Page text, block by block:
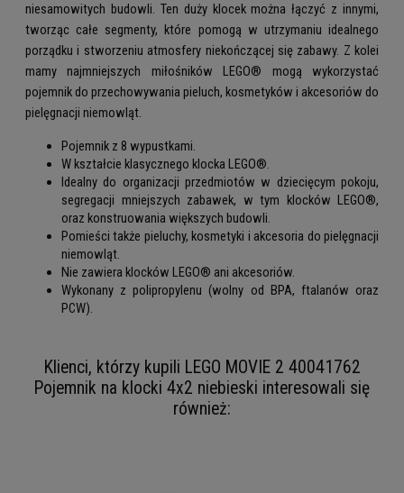
niesamowitych budowli. Ten duży klocek można łączyć z innymi,
tworząc całe segmenty, które pomogą w utrzymaniu idealnego
porządku i stworzeniu atmosfery niekończącej się zabawy. Z kolei
mamy najmniejszych miłośników LEGO® mogą wykorzystać
pojemnik do przechowywania pieluch, kosmetyków i akcesoriów do
pielęgnacji niemowląt.
Pojemnik z 8 wypustkami.
W kształcie klasycznego klocka LEGO®.
Idealny do organizacji przedmiotów w dziecięcym pokoju,
segregacji mniejszych zabawek, w tym klocków LEGO®,
oraz konstruowania większych budowli.
Pomieści także pieluchy, kosmetyki i akcesoria do pielęgnacji
niemowląt.
Nie zawiera klocków LEGO® ani akcesoriów.
Wykonany z polipropylenu (wolny od BPA, ftalanów oraz
PCW).
Klienci, którzy kupili LEGO MOVIE 2 40041762
Pojemnik na klocki 4x2 niebieski interesowali się
również: